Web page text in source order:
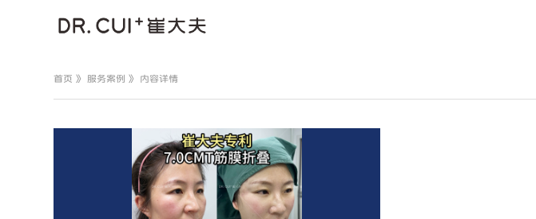
首页 》 服务案例 》 内容详情